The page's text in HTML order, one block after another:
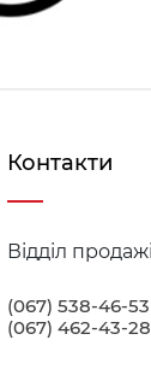
Контакти
Відділ
(067) 538-46-53
(067) 462-43-28